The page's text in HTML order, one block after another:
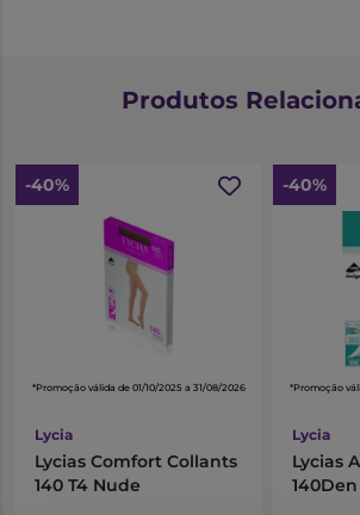
Produtos
-40%
*Promoção válida de 01/10/2025 a 31/08/2026
Lycia
Lycias Comfort Collants
140 T4 Nude
-40%
*Promoção
Lycia
Lycias